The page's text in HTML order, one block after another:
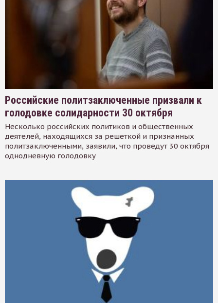
Российские политзаключенные призвали к
голодовке солидарности 30 октября
Несколько российских политиков и общественных
деятелей, находящихся за решеткой и признанных
политзаключенными, заявили, что проведут 30 октября
однодневную голодовку